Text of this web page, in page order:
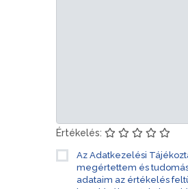
Értékelés:
Az Adatkezelési
megértettem és
adataim az értékelés